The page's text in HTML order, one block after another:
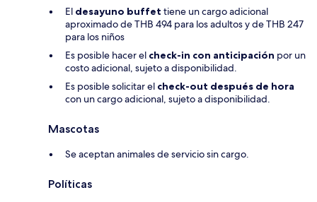
El desayuno buffet tiene un cargo adicional
aproximado de THB 494 para los adultos y de THB 247
para los niños
Es posible hacer el check-in con anticipación por un
costo adicional, sujeto a disponibilidad.
Es posible solicitar el check-out después de hora
con un cargo adicional, sujeto a disponibilidad.
Mascotas
Se aceptan animales de servicio sin cargo.
Políticas